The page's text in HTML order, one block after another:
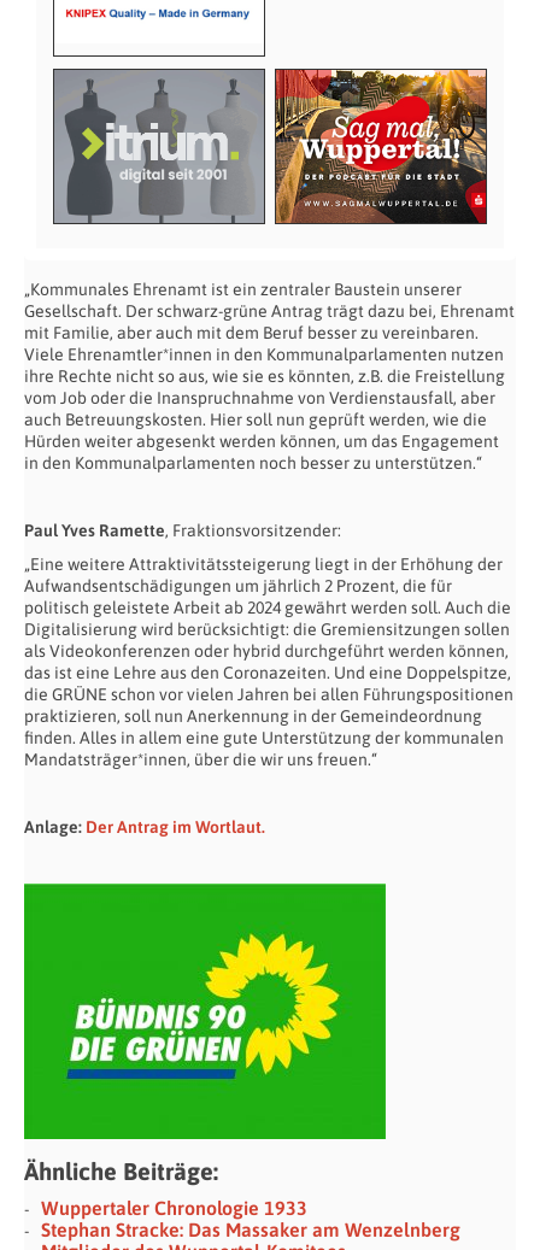
„Kommunales Ehrenamt ist ein zentraler Baustein unserer
Gesellschaft. Der schwarz-grüne Antrag trägt dazu bei, Ehrenamt
mit Familie, aber auch mit dem Beruf besser zu vereinbaren.
Viele Ehrenamtler*innen in den Kommunalparlamenten nutzen
ihre Rechte nicht so aus, wie sie es könnten, z.B. die Freistellung
vom Job oder die Inanspruchnahme von Verdienstausfall, aber
auch Betreuungskosten. Hier soll nun geprüft werden, wie die
Hürden weiter abgesenkt werden können, um das Engagement
in den Kommunalparlamenten noch besser zu unterstützen.“
Paul Yves Ramette, Fraktionsvorsitzender:
„Eine weitere Attraktivitätssteigerung liegt in der Erhöhung der
Aufwandsentschädigungen um jährlich 2 Prozent, die für
politisch geleistete Arbeit ab 2024 gewährt werden soll. Auch die
Digitalisierung wird berücksichtigt: die Gremiensitzungen sollen
als Videokonferenzen oder hybrid durchgeführt werden können,
das ist eine Lehre aus den Coronazeiten. Und eine Doppelspitze,
die GRÜNE schon vor vielen Jahren bei allen Führungspositionen
praktizieren, soll nun Anerkennung in der Gemeindeordnung
finden. Alles in allem eine gute Unterstützung der kommunalen
Mandatsträger*innen, über die wir uns freuen.“
Anlage: Der Antrag im Wortlaut.
Ähnliche Beiträge:
Wuppertaler Chronologie 1933
Stephan Stracke: Das Massaker am Wenzelnberg